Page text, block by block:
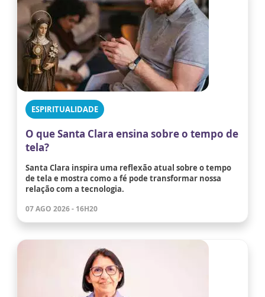
ESPIRITUALIDADE
O que Santa Clara ensina sobre o tempo de
tela?
Santa Clara inspira uma reflexão atual sobre o tempo
de tela e mostra como a fé pode transformar nossa
relação com a tecnologia.
07 AGO 2026 - 16H20